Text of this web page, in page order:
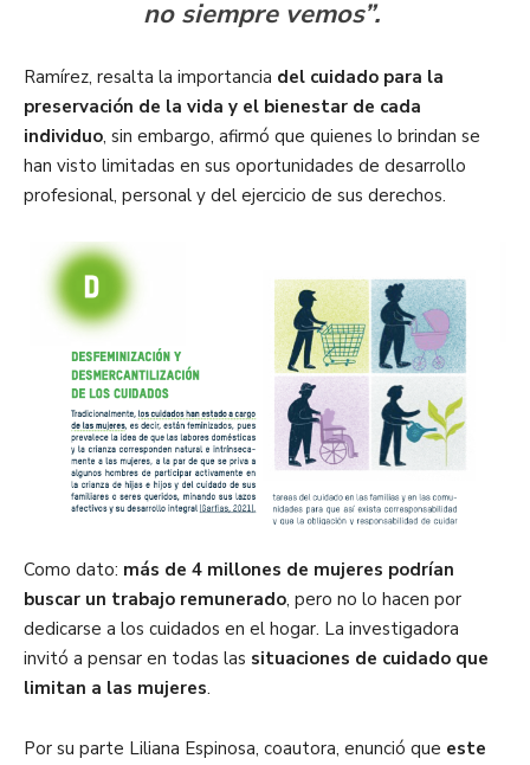
no siempre vemos”.
Ramírez, resalta la importancia del cuidado para la
preservación de la vida y el bienestar de cada
individuo, sin embargo, afirmó que quienes lo brindan se
han visto limitadas en sus oportunidades de desarrollo
profesional, personal y del ejercicio de sus derechos.
Como dato: más de 4 millones de mujeres podrían
buscar un trabajo remunerado, pero no lo hacen por
dedicarse a los cuidados en el hogar. La investigadora
invitó a pensar en todas las situaciones de cuidado que
limitan a las mujeres.
Por su parte Liliana Espinosa, coautora, enunció que este